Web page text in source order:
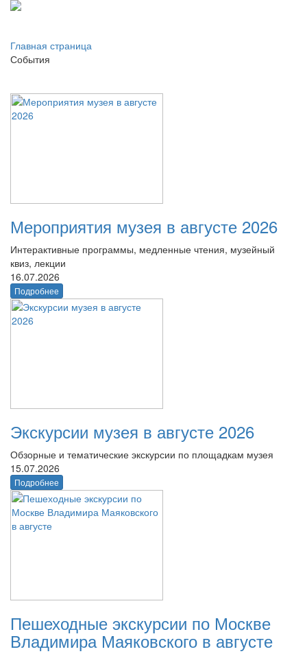
Главная страница
События
Мероприятия музея в августе 2026
Интерактивные программы, медленные чтения, музейный
квиз, лекции
16.07.2026
Подробнее
Экскурсии музея в августе 2026
Обзорные и тематические экскурсии по площадкам музея
15.07.2026
Подробнее
Пешеходные экскурсии по Москве
Владимира Маяковского в августе